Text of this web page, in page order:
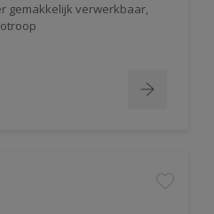
gemakkelijk verwerkbaar,